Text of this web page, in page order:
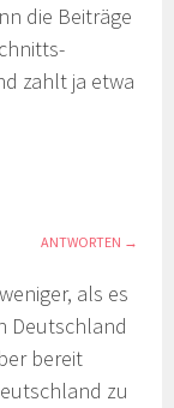
die Beiträge
zahlt ja etwa
ANTWORTEN
als es
Deutschland
bereit
zu